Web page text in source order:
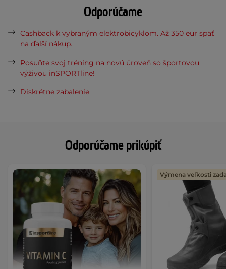
Odporúčame prikúpiť
Výmena veľkosti
Odporúčame
Cashback k vybraným elektrobicyklom. Až 350 eur späť
na ďalší nákup.
Posuňte svoj tréning na novú úroveň so športovou
výživou inSPORTline!
Diskrétne zabalenie